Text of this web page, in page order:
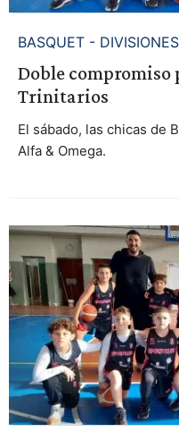
BASQUET -
Doble compromiso
Trinitarios
El sábado, las chicas de
Alfa & Omega.